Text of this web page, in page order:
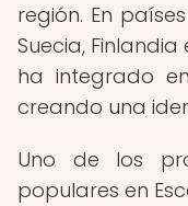
región. En
Suecia,
ha integrado
creando una
Uno de los
populares en